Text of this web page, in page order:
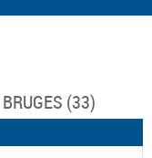
BRUGES (33)